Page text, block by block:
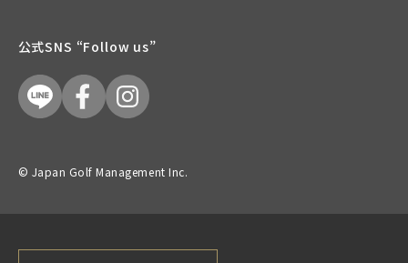
公式SNS “Follow us”
© Japan Golf Management Inc.